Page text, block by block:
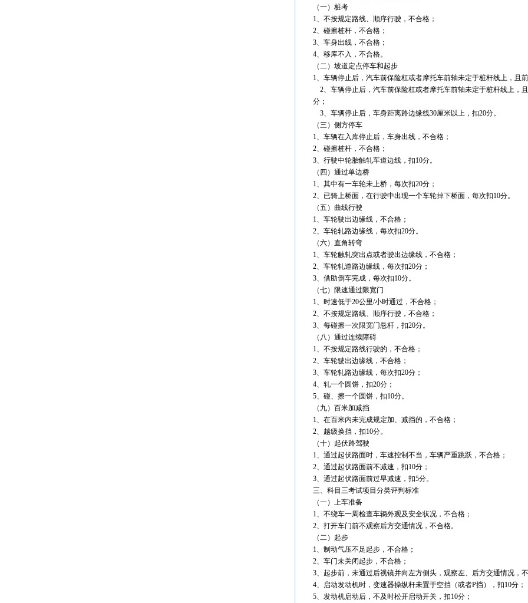
（一）桩考
1、不按规定路线、顺序行驶，不合格；
2、碰擦桩杆，不合格；
3、车身出线，不合格；
4、移库不入，不合格。
（二）坡道定点停车和起步
1、车辆停止后，汽车前保险杠或者摩托车前轴未定于桩杆线上，且
2、车辆停止后，汽车前保险杠或者摩托车前轴未定于桩杆线上，
分；
3、车辆停止后，车身距离路边缘线30厘米以上，扣20分。
（三）侧方停车
1、车辆在入库停止后，车身出线，不合格；
2、碰擦桩杆，不合格；
3、行驶中轮胎触轧车道边线，扣10分。
（四）通过单边桥
1、其中有一车轮未上桥，每次扣20分；
2、已骑上桥面，在行驶中出现一个车轮掉下桥面，每次扣10分。
（五）曲线行驶
1、车轮驶出边缘线，不合格；
2、车轮轧路边缘线，每次扣20分。
（六）直角转弯
1、车轮触轧突出点或者驶出边缘线，不合格；
2、车轮轧道路边缘线，每次扣20分；
3、借助倒车完成，每次扣10分。
（七）限速通过限宽门
1、时速低于20公里/小时通过，不合格；
2、不按规定路线、顺序行驶，不合格；
3、每碰擦一次限宽门悬杆，扣20分。
（八）通过连续障碍
1、不按规定路线行驶的，不合格；
2、车轮驶出边缘线，不合格；
3、车轮轧路边缘线，每次扣20分；
4、轧一个圆饼，扣20分；
5、碰、擦一个圆饼，扣10分。
（九）百米加减挡
1、在百米内未完成规定加、减挡的，不合格；
2、越级换挡，扣10分。
（十）起伏路驾驶
1、通过起伏路面时，车速控制不当，车辆严重跳跃，不合格；
2、通过起伏路面前不减速，扣10分；
3、通过起伏路面前过早减速，扣5分。
三、科目三考试项目分类评判标准
（一）上车准备
1、不绕车一周检查车辆外观及安全状况，不合格；
2、打开车门前不观察后方交通情况，不合格。
（二）起步
1、制动气压不足起步，不合格；
2、车门未关闭起步，不合格；
3、起步前，未通过后视镜并向左方侧头，观察左、后方交通情况，
4、启动发动机时，变速器操纵杆未置于空挡（或者P挡），扣10分；
5、发动机启动后，不及时松开启动开关，扣10分；